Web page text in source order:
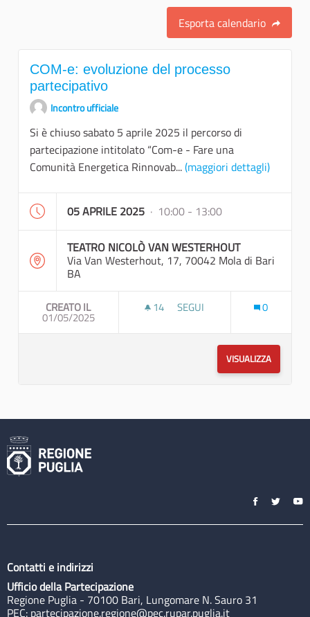
Esporta calendario
COM-e: evoluzione del processo
partecipativo
Incontro ufficiale
Si è chiuso sabato 5 aprile 2025 il percorso di
partecipazione intitolato “Com-e - Fare una
Comunità Energetica Rinnovab...(maggiori dettagli)
05 APRILE 2025 · 10:00 - 13:00
TEATRO NICOLÒ VAN WESTERHOUT
Via Van Westerhout, 17, 70042 Mola di Bari
BA
CREATO IL
01/05/2025
14 14 SOSTENITORI
SEGUI 0
VISUALIZZA
Contatti e indirizzi
Ufficio della Partecipazione
Regione Puglia - 70100 Bari, Lungomare N. Sauro 31
PEC: partecipazione.regione@pec.rupar.puglia.it